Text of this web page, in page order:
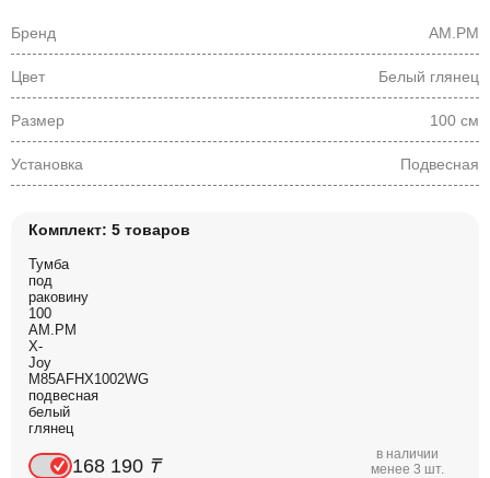
Бренд AM.PM
Цвет Белый глянец
Размер 100 см
Установка Подвесная
Комплект: 5 товаров
Тумба
под
раковину
100
AM.PM
X-
Joy
M85AFHX1002WG
подвесная
белый
глянец
в наличии
менее 3 шт.
168 190 ₸